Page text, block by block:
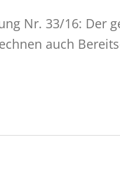
Nr. 33/16:
auch